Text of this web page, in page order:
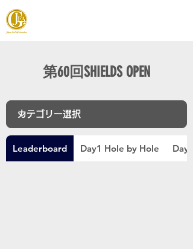
第60回SHIELDS OPEN
Leaderboard Day1 Hole by Hole